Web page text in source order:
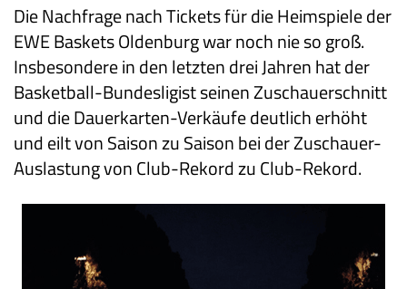
Die Nachfrage nach Tickets für die Heimspiele der
EWE Baskets Oldenburg war noch nie so groß.
Insbesondere in den letzten drei Jahren hat der
Basketball-Bundesligist seinen Zuschauerschnitt
und die Dauerkarten-Verkäufe deutlich erhöht
und eilt von Saison zu Saison bei der Zuschauer-
Auslastung von Club-Rekord zu Club-Rekord.